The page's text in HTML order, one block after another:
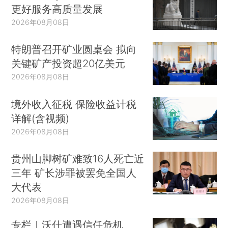
更好服务高质量发展
2026年08月08日
特朗普召开矿业圆桌会 拟向
关键矿产投资超20亿美元
2026年08月08日
境外收入征税 保险收益计税
详解(含视频)
2026年08月08日
贵州山脚树矿难致16人死亡近
三年 矿长涉罪被罢免全国人
大代表
2026年08月08日
专栏｜沃什遭遇信任危机